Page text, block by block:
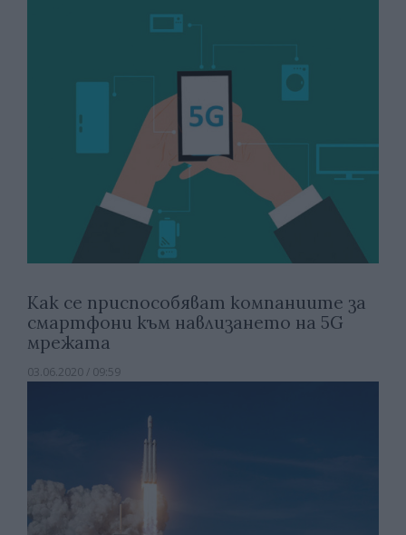
Как се приспособяват компаниите за
смартфони към навлизането на 5G
мрежата
03.06.2020 / 09:59